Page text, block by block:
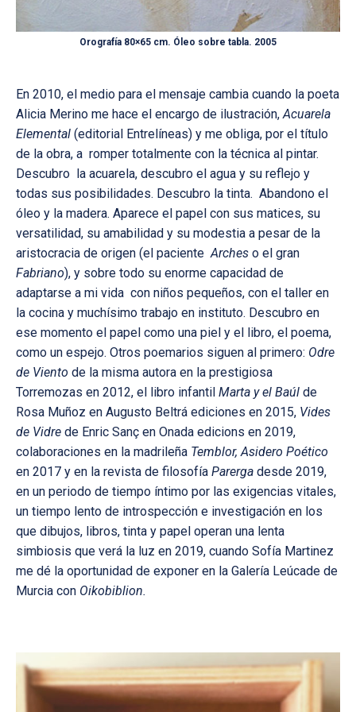
Orografía 80×65 cm. Óleo sobre tabla. 2005
En 2010, el medio para el mensaje cambia cuando la poeta
Alicia Merino me hace el encargo de ilustración,Acuarela
Elemental (editorial Entrelíneas) y me obliga, por el título
de la obra, a romper totalmente con la técnica al pintar.
Descubro la acuarela, descubro el agua y su reflejo y
todas sus posibilidades. Descubro la tinta. Abandono el
óleo y la madera. Aparece el papel con sus matices, su
versatilidad, su amabilidad y su modestia a pesar de la
aristocracia de origen (el pacienteArches o el gran
Fabriano), y sobre todo su enorme capacidad de
adaptarse a mi vida con niños pequeños, con el taller en
la cocina y muchísimo trabajo en instituto. Descubro en
ese momento el papel como una piel y el libro, el poema,
como un espejo. Otros poemarios siguen al primero: Odre
de Viento de la misma autora en la prestigiosa
Torremozas en 2012, el libro infantil Marta y el Baúl de
Rosa Muñoz en Augusto Beltrá ediciones en 2015, Vides
de Vidre de Enric Sanç en Onada edicions en 2019,
colaboraciones en la madrileña Temblor, Asidero Poético
en 2017 y en la revista de filosofía Parerga desde 2019,
en un periodo de tiempo íntimo por las exigencias vitales,
un tiempo lento de introspección e investigación en los
que dibujos, libros, tinta y papel operan una lenta
simbiosis que verá la luz en 2019, cuando Sofía Martinez
me dé la oportunidad de exponer en la Galería Leúcade de
Murcia con Oikobiblion.